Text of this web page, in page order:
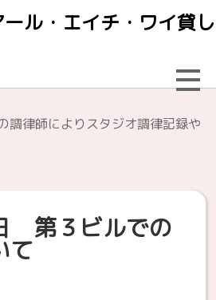
ル・エイチ・ワイ貸し
調律師によりスタジオ調律記録や
第３ビルでの
て